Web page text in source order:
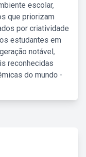
escolar,
que priorizam
por criatividade
estudantes em
notável,
reconhecidas
do mundo -